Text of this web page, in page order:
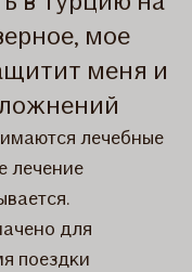
мое
меня и
лечебные
лечение
для
поездки